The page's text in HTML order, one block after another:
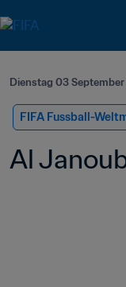
Dienstag 03
FIFA Fussball-
Al